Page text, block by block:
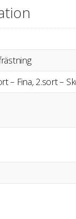
– Fina,2.sort –